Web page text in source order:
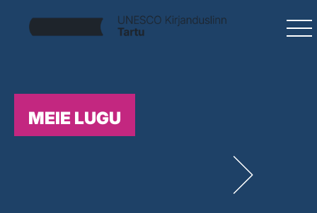
MEIE LUGU